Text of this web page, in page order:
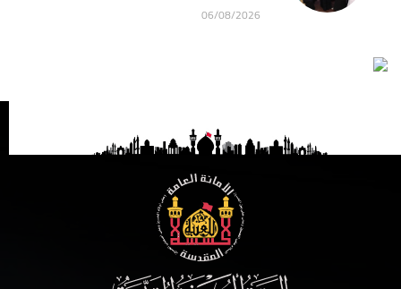
06/08/2026